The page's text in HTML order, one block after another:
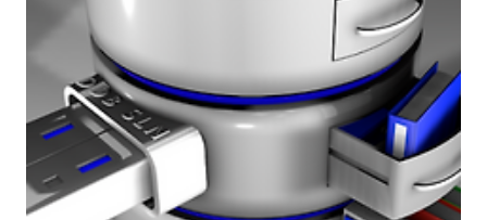
이야기를 전하도록 하겠습니다. 파이썬 SQlite3 라이브러리 설치하기
가장 기본이죠. pip을 이용해 sqlite3를 설치합니다. pip install sqlite3
본격적인 코드 작성에 앞서 'DB Browser..